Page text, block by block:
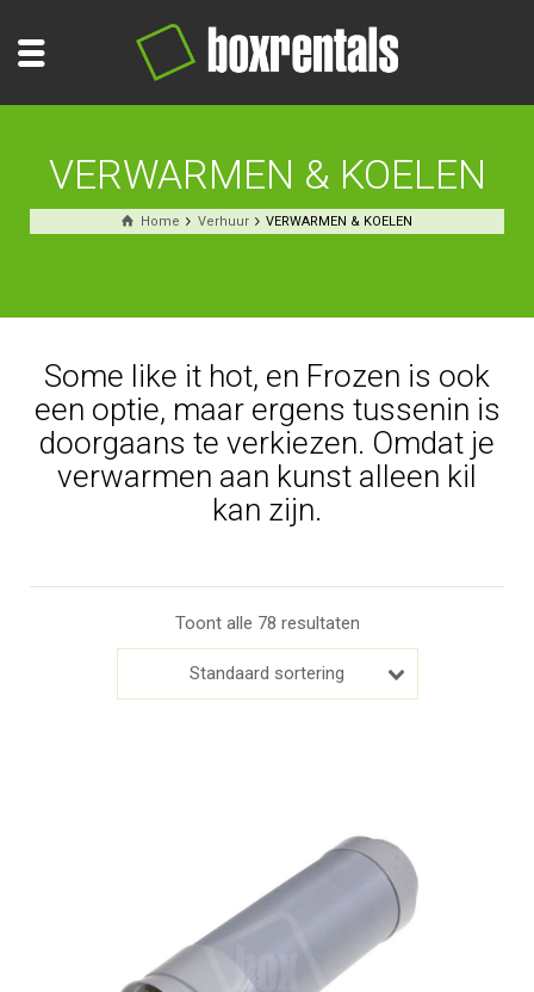
VERWARMEN & KOELEN
Home Verhuur VERWARMEN & KOELEN
Some like it hot, en Frozen is ook
een optie, maar ergens tussenin is
doorgaans te verkiezen. Omdat je
verwarmen aan kunst alleen kil
kan zijn.
Toont alle 78 resultaten
Standaard sortering